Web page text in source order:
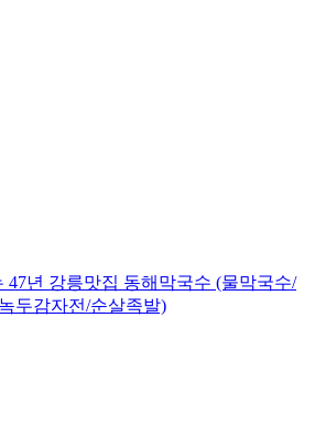
47년 강릉맛집 동해막국수 (물막국수/
두감자전/순살족발)